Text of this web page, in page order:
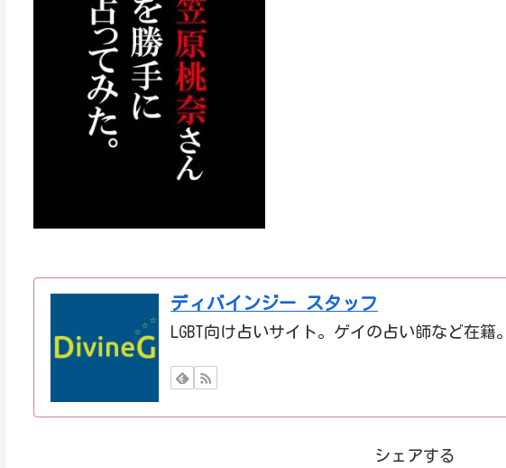
ディバインジー スタッフ
LGBT向け占いサイト。ゲイの占い師など在籍。
シェアする